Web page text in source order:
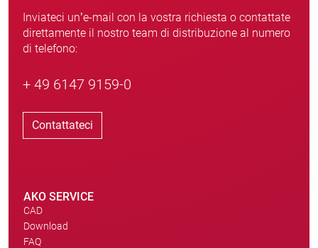
Inviateci un’e-mail con la vostra richiesta o contattate
direttamente il nostro team di distribuzione al numero
di telefono:
+ 49 6147 9159-0
Contattateci
AKO SERVICE
CAD
Download
FAQ